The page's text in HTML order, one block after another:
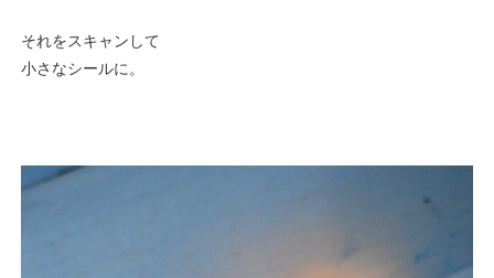
それをスキャンして
小さなシールに。